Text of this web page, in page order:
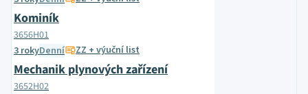
Kominík
3656H01
3 rokyDenní ZZ + výuční list
Mechanik plynových zařízení
3652H02